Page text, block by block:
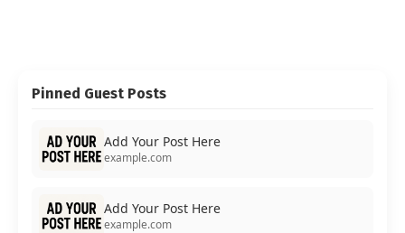
Pinned Guest Posts
Add Your Post Here
example.com
Add Your Post Here
example.com